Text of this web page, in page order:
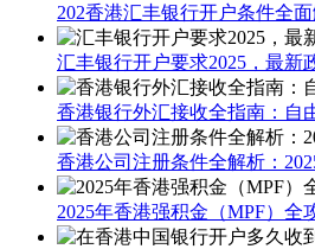
202香港汇丰银行开户条件全
汇丰银行开户要求2025，最新
香港银行外汇接收全指南：自
香港公司注册条件全解析：
2025年香港强积金（MPF）